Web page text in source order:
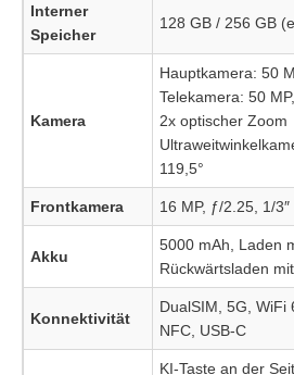
Interner
Speicher
128 GB / 256 GB
Kamera
Hauptkamera: 50
Telekamera: 50
2x optischer Zoom
119,5°
Frontkamera 16 MP, ƒ/2.25, 1/3″
Akku
5000 mAh, Laden
Rückwärtsladen
Konnektivität
DualSIM, 5G, WiFi
NFC, USB-C
KI-Taste an der